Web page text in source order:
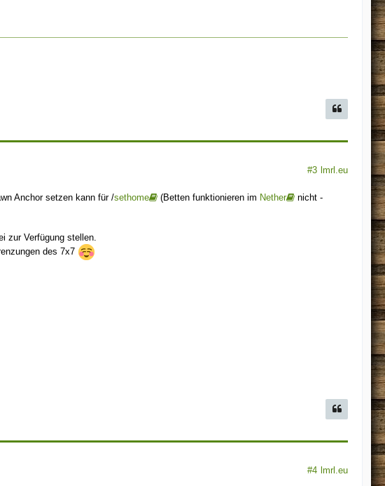
#3 lmrl.eu
Anchor setzen kann für /sethome (Betten funktionieren im Nether
nicht -
zur Verfügung stellen.
des 7x7
#4 lmrl.eu